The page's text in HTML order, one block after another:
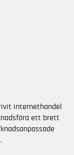
internethandel
ett brett